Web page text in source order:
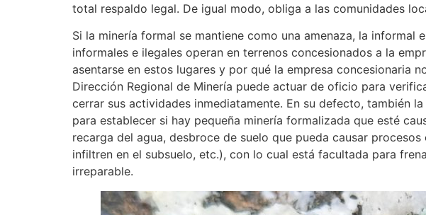
total respaldo legal. De igual modo, obliga a las comunidades
Si la minería formal se mantiene como una amenaza, la
informales e ilegales operan en terrenos concesionados a la
asentarse en estos lugares y por qué la empresa concesionaria
Dirección Regional de Minería puede actuar de oficio para
cerrar sus actividades inmediatamente. En su defecto, también
para establecer si hay pequeña minería formalizada que esté
recarga del agua, desbroce de suelo que pueda causar
infiltren en el subsuelo, etc.), con lo cual está facultada para
irreparable.